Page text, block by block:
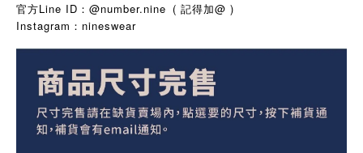
官方Line ID：@number.nine ( 記得加@ )
Instagram ： nineswear